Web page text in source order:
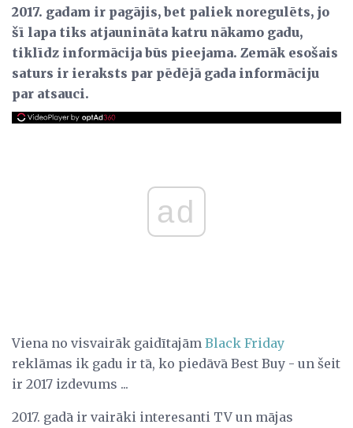
2017. gadam ir pagājis, bet paliek noregulēts, jo
šī lapa tiks atjaunināta katru nākamo gadu,
tiklīdz informācija būs pieejama. Zemāk esošais
saturs ir ieraksts par pēdējā gada informāciju
par atsauci.
ad
Viena no visvairāk gaidītajām Black Friday
reklāmas ik gadu ir tā, ko piedāvā Best Buy - un šeit
ir 2017 izdevums ...
2017. gadā ir vairāki interesanti TV un mājas